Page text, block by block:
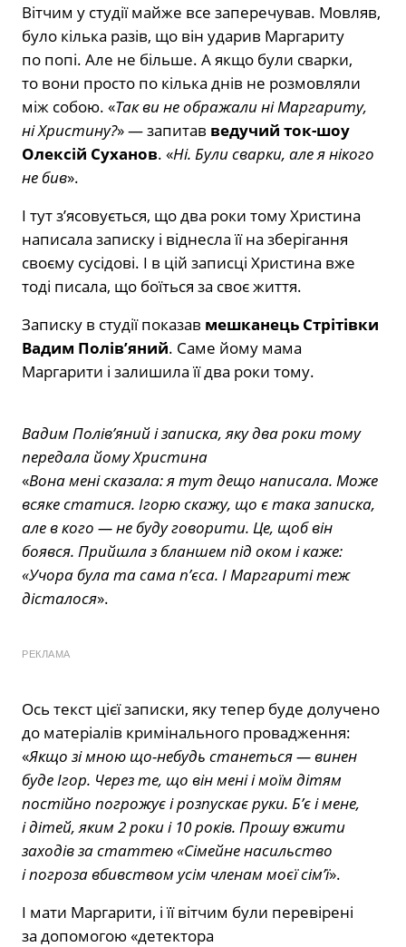
Вітчим у студії майже все заперечував. Мовляв,
було кілька разів, що він ударив Маргариту
по попі. Але не більше. А якщо були сварки,
то вони просто по кілька днів не розмовляли
між собою. «Так ви не ображали ні Маргариту,
ні Христину?» — запитав ведучий ток-шоу
Олексій Суханов. «Ні. Були сварки, але я нікого
не бив».
І тут з’ясовується, що два роки тому Христина
написала записку і віднесла її на зберігання
своєму сусідові. І в цій записці Христина вже
тоді писала, що боїться за своє життя.
Записку в студії показав мешканець Стрітівки
Вадим Полів’яний. Саме йому мама
Маргарити і залишила її два роки тому.
Вадим Полів’яний і записка, яку два роки тому
передала йому Христина
«Вона мені сказала: я тут дещо написала. Може
всяке статися. Ігорю скажу, що є така записка,
але в кого — не буду говорити. Це, щоб він
боявся. Прийшла з бланшем під оком і каже:
«Учора була та сама п’єса. І Маргариті теж
дісталося».
РЕКЛАМА
Ось текст цієї записки, яку тепер буде долучено
до матеріалів кримінального провадження:
«Якщо зі мною що-небудь станеться — винен
буде Ігор. Через те, що він мені і моїм дітям
постійно погрожує і розпускає руки. Б’є і мене,
і дітей, яким 2 роки і 10 років. Прошу вжити
заходів за статтею «Сімейне насильство
і погроза вбивством усім членам моєї сім’ї».
І мати Маргарити, і її вітчим були перевірені
за допомогою «детектора